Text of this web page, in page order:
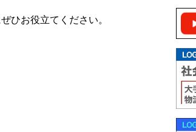
ひお役立てください。